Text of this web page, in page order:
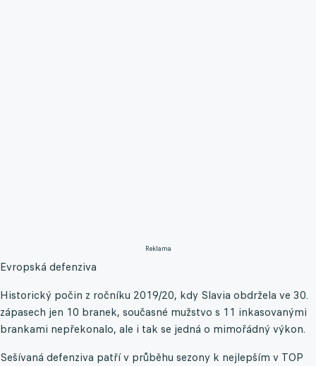
Reklama
Evropská defenziva
Historický počin z ročníku 2019/20, kdy Slavia obdržela ve 30.
zápasech jen 10 branek, současné mužstvo s 11 inkasovanými
brankami nepřekonalo, ale i tak se jedná o mimořádný výkon.
Sešívaná defenziva patří v průběhu sezony k nejlepším v TOP